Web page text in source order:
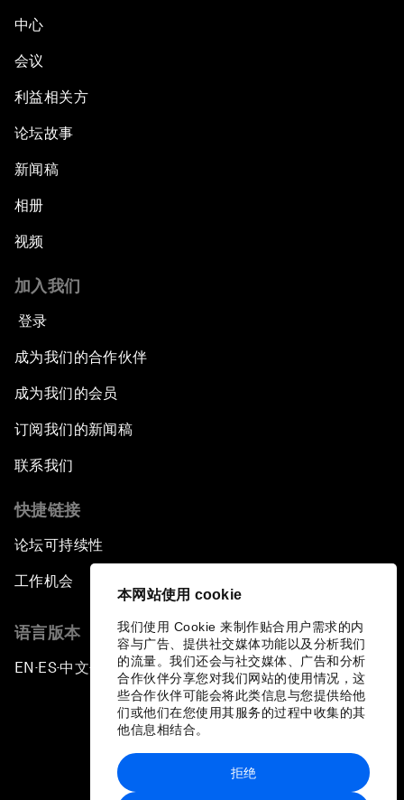
本网站使用 cookie
我们使用 Cookie 来制作贴合用户需求的内
容与广告、提供社交媒体功能以及分析我们
的流量。我们还会与社交媒体、广告和分析
合作伙伴分享您对我们网站的使用情况，这
些合作伙伴可能会将此类信息与您提供给他
们或他们在您使用其服务的过程中收集的其
他信息相结合。
拒绝
中心
会议
利益相关方
论坛故事
新闻稿
相册
视频
加入我们
登录
成为我们的合作伙伴
成为我们的会员
订阅我们的新闻稿
联系我们
快捷链接
论坛可持续性
工作机会
语言版本
EN ▪ES▪中文▪ 日本語